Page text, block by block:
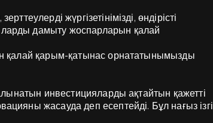
жүргізетінімізді, өндірісті
дамыту жоспарларын қалай
қалай қарым-қатынас орнататынымызды
инвестицияларды ақтайтын қажетті
жасауда деп есептейді. Бұл нағыз ізгі